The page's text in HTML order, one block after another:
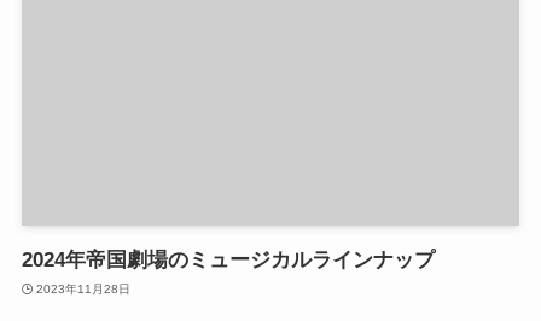
2024年帝国劇場のミュージカルラインナップ
2023年11月28日